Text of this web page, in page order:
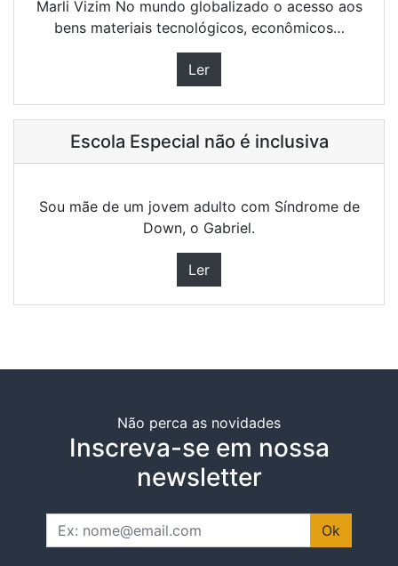
Marli Vizim No mundo globalizado o acesso aos
bens materiais tecnológicos, econômicos…
Ler
Escola Especial não é inclusiva
Sou mãe de um jovem adulto com Síndrome de
Down, o Gabriel.
Ler
Não perca as novidades
Inscreva-se em nossa
newsletter
Ok